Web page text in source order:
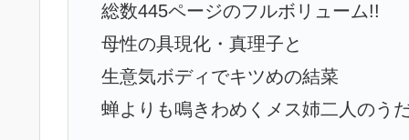
総数445ページのフルボリューム!!
母性の具現化・真理子と
生意気ボディでキツめの結菜
蝉よりも鳴きわめくメス姉二人のう